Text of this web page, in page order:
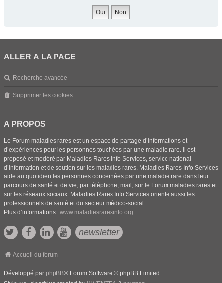
ALLER À LA PAGE
Recherche avancée
Supprimer les cookies
A PROPOS
Le Forum maladies rares est un espace de partage d’informations et
d’expériences pour les personnes touchées par une maladie rare. Il est
proposé et modéré par Maladies Rares Info Services, service national
d’information et de soutien sur les maladies rares. Maladies Rares Info Services
aide au quotidien les personnes concernées par une maladie rare dans leur
parcours de santé et de vie, par téléphone, mail, sur le Forum maladies rares et
sur les réseaux sociaux. Maladies Rares Info Services oriente aussi les
professionnels de santé et du secteur médico-social.
Plus d’informations : www.maladiesraresinfo.org
newsletter
Accueil du forum
Développé par phpBB® Forum Software © phpBB Limited